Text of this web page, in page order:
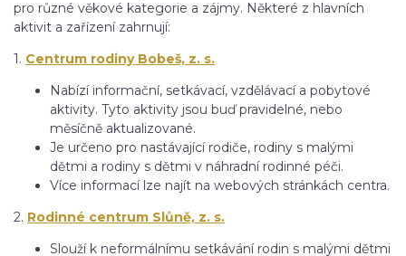
pro různé věkové kategorie a zájmy. Některé z hlavních
aktivit a zařízení zahrnují:
1. Centrum rodiny Bobeš, z. s.
Nabízí informační, setkávací, vzdělávací a pobytové
aktivity. Tyto aktivity jsou buď pravidelné, nebo
měsíčně aktualizované.
Je určeno pro nastávající rodiče, rodiny s malými
dětmi a rodiny s dětmi v náhradní rodinné péči.
Více informací lze najít na webových stránkách centra.
2. Rodinné centrum Slůně, z. s.
Slouží k neformálnímu setkávání rodin s malými dětmi